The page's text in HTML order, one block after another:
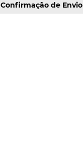
Confirmação de Envio